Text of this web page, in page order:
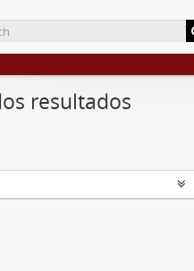
resultados